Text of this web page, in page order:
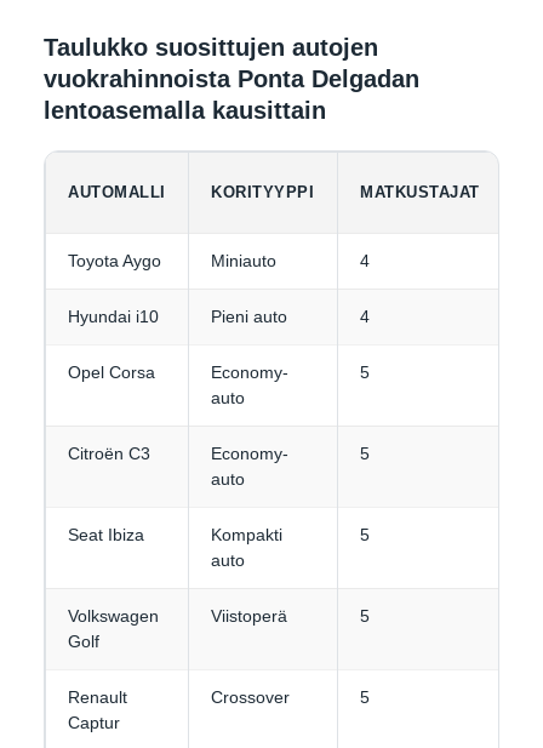
Taulukko suosittujen autojen
vuokrahinnoista Ponta Delgadan
lentoasemalla kausittain
AUTOMALLI KORITYYPPI MATKUSTAJAT
Toyota Aygo Miniauto 4
Hyundai i10 Pieni auto 4
Opel Corsa
Economy-
auto
5
Citroën C3
Economy-
auto
5
Seat Ibiza
Kompakti
auto
5
Volkswagen
Golf
Viistoperä 5
Renault
Captur
Crossover 5